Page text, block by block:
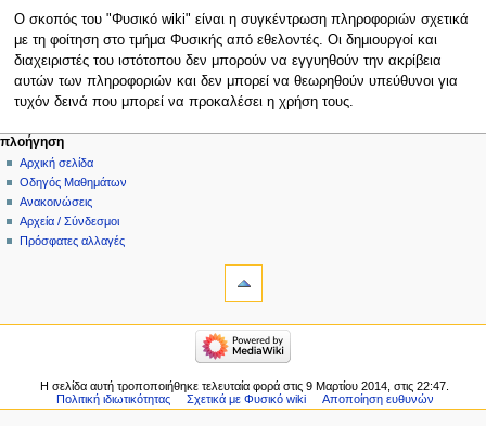
Πήδηση
στην
πλοήγηση
Πήδηση
στην
αναζήτηση
Ο σκοπός του "Φυσικό wiki" είναι η συγκέντρωση πληροφοριών σχετικά
με τη φοίτηση στο τμήμα Φυσικής από εθελοντές. Οι δημιουργοί και
διαχειριστές του ιστότοπου δεν μπορούν να εγγυηθούν την ακρίβεια
αυτών των πληροφοριών και δεν μπορεί να θεωρηθούν υπεύθυνοι για
τυχόν δεινά που μπορεί να προκαλέσει η χρήση τους.
πλοήγηση
Αρχική σελίδα
Οδηγός Μαθημάτων
Ανακοινώσεις
Αρχεία / Σύνδεσμοι
Πρόσφατες αλλαγές
Η σελίδα αυτή τροποποιήθηκε τελευταία φορά στις 9 Μαρτίου 2014, στις 22:47.
Πολιτική ιδιωτικότητας
Σχετικά με Φυσικό wiki Αποποίηση ευθυνών